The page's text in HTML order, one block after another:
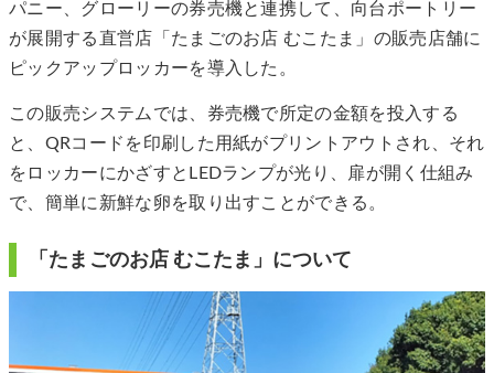
パニー、グローリーの券売機と連携して、向台ポートリー
が展開する直営店「たまごのお店 むこたま」の販売店舗に
ピックアップロッカーを導入した。
この販売システムでは、券売機で所定の金額を投入する
と、QRコードを印刷した用紙がプリントアウトされ、それ
をロッカーにかざすとLEDランプが光り、扉が開く仕組み
で、簡単に新鮮な卵を取り出すことができる。
「たまごのお店 むこたま」について